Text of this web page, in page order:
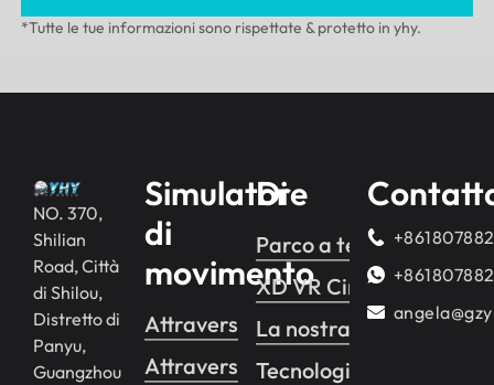
*Tutte le tue informazioni sono rispettate & protetto in yhy.
NO. 370,
Shilian
Road, Città
di Shilou,
Distretto di
Panyu,
Guangzhou
Simulatore
di
movimento
Attraversamento yhy 2
Attraversamento yhy 1
Di
Parco a tema VR
XD VR Cinema
La nostra storia
Tecnologia